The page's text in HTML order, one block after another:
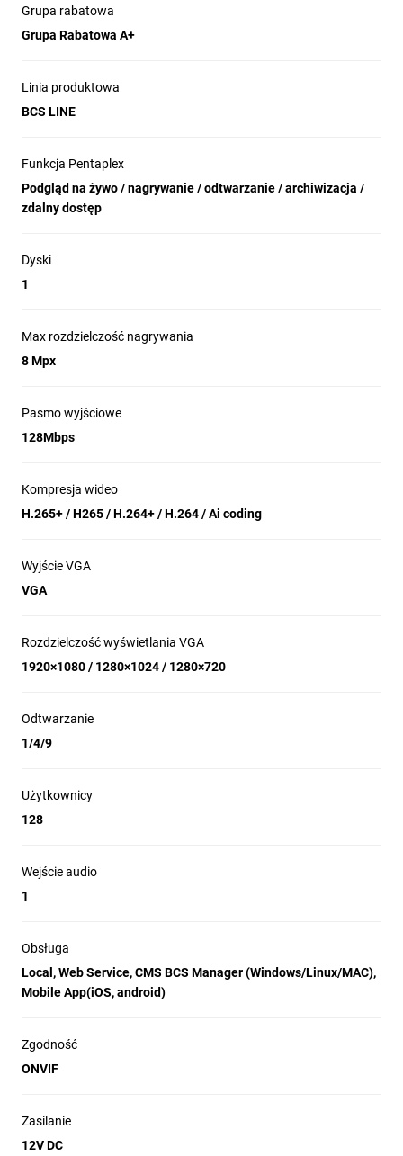
Grupa rabatowa
Grupa Rabatowa A+
Linia produktowa
BCS LINE
Funkcja Pentaplex
Podgląd na żywo / nagrywanie / odtwarzanie / archiwizacja /
zdalny dostęp
Dyski
1
Max rozdzielczość nagrywania
8 Mpx
Pasmo wyjściowe
128Mbps
Kompresja wideo
H.265+ / H265 / H.264+ / H.264 / Ai coding
Wyjście VGA
VGA
Rozdzielczość wyświetlania VGA
1920×1080 / 1280×1024 / 1280×720
Odtwarzanie
1/4/9
Użytkownicy
128
Wejście audio
1
Obsługa
Local, Web Service, CMS BCS Manager (Windows/Linux/MAC),
Mobile App(iOS, android)
Zgodność
ONVIF
Zasilanie
12V DC